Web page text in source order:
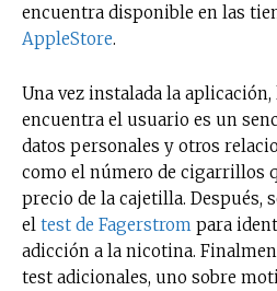
encuentra disponible en las
AppleStore.
Una vez instalada la
encuentra el usuario es un
datos personales y otros
como el número de cigarrillos
precio de la cajetilla. Después,
el test de Fagerstrom para
adicción a la nicotina.
test adicionales, uno sobre